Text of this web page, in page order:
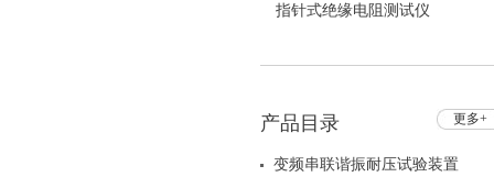
指针式绝缘电阻测试仪
更多+
产品目录
变频串联谐振耐压试验装置